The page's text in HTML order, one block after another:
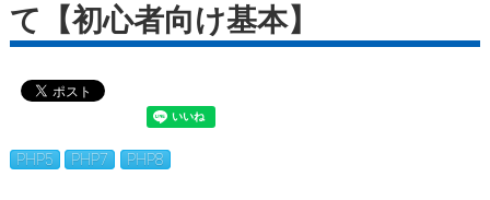
て【初心者向け基本】
PHP5 PHP7 PHP8